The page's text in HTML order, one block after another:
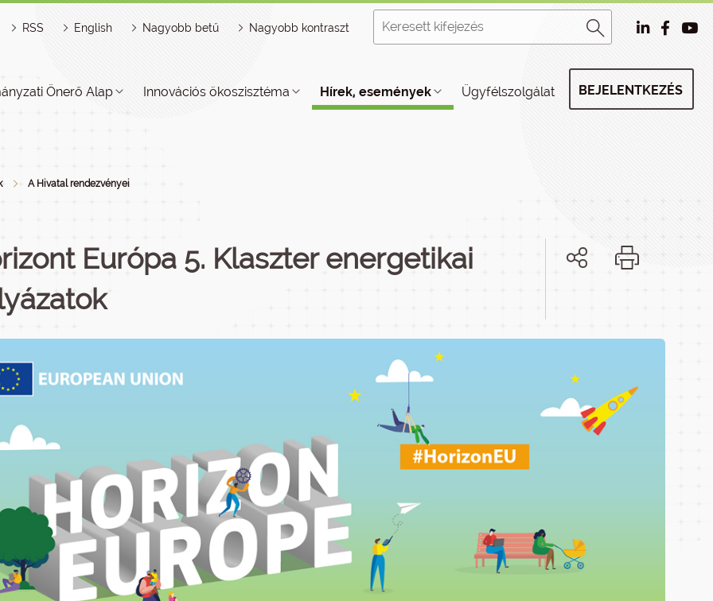
RSS English Nagyobb betű Nagyobb kontraszt
Önerő Alap Innovációs ökoszisztéma Hírek, események Ügyfélszolgálat BEJELENTKEZÉS
A Hivatal rendezvényei
Európa 5. Klaszter energetikai